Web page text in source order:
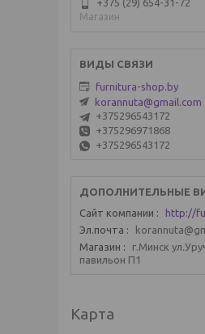
+375 (29) 654-31-72
Магазин
furnitura-shop.by
korannuta@gmail.com
+375296543172
+375296971868
+375296543172
Сайт компании
http://
Эл.почта
Магазин
г.Минск
павильон П1
Карта